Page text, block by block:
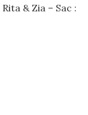
& Zia – Sac :